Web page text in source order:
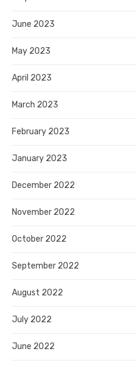
June 2023
May 2023
April 2023
March 2023
February 2023
January 2023
December 2022
November 2022
October 2022
September 2022
August 2022
July 2022
June 2022